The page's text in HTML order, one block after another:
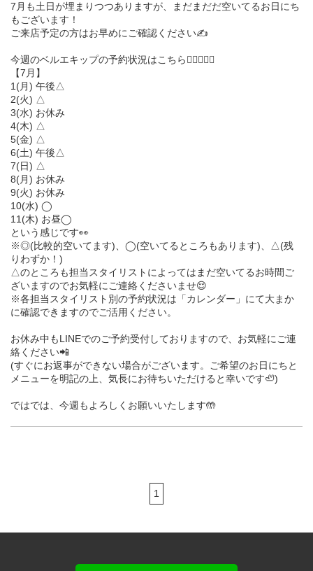
7月も土日が埋まりつつありますが、まだまだだ空いてるお日にち
もございます！
ご来店予定の方はお早めにご確認ください✍️
今週のベルエキップの予約状況はこちら💁🏻‍♀️💁‍♂️
【7月】
1(月) 午後△
2(火) △
3(水) お休み
4(木) △
5(金) △
6(土) 午後△
7(日) △
8(月) お休み
9(火) お休み
10(水) ◯
11(木) お昼◯
という感じです👀
※◎(比較的空いてます)、◯(空いてるところもあります)、△(残
りわずか！)
△のところも担当スタイリストによってはまだ空いてるお時間ご
ざいますのでお気軽にご連絡くださいませ😌
※各担当スタイリスト別の予約状況は「カレンダー」にて大まか
に確認できますのでご活用ください。
お休み中もLINEでのご予約受付しておりますので、お気軽にご連
絡ください📲
(すぐにお返事ができない場合がございます。ご希望のお日にちと
メニューを明記の上、気長にお待ちいただけると幸いです🦥)
ではでは、今週もよろしくお願いいたします🤲
1